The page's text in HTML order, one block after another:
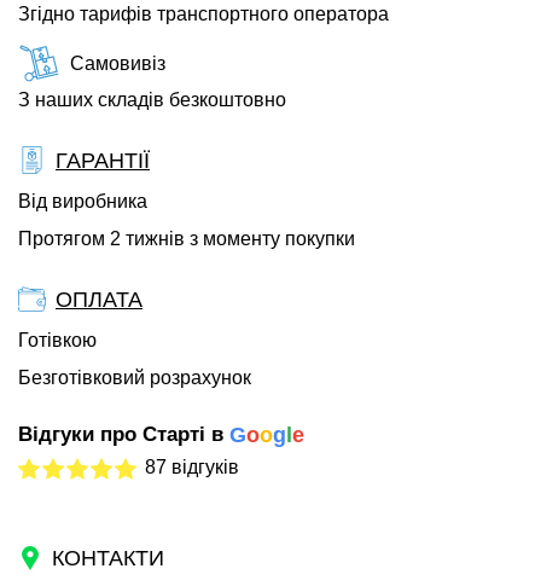
Згідно тарифів транспортного оператора
Самовивіз
З наших складів безкоштовно
ГАРАНТІЇ
Від виробника
Протягом 2 тижнів з моменту покупки
ОПЛАТА
Готівкою
Безготівковий розрахунок
Відгуки про Старті в Goog e
87 відгуків
КОНТАКТИ